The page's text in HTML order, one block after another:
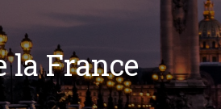
la France